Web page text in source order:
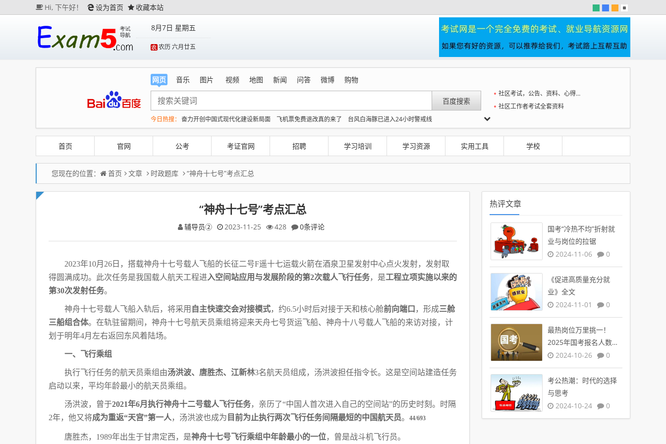
Hi, 下午好！ 设为首页 收藏本站
8月7日 星期五
农历 六月廿五
网页 音乐 图片 视频 地图 新闻 问答 微博 购物
今日热搜： 奋力开创中国式现代化建设新局面 飞机票免费退改真的来了
台风白海豚已进入24小时警戒线
未来五年中国民航重磅规划出炉
胡彦斌获《歌手2026》歌王 吴碧霞 降维打击
“今天得有40℃了吧 为啥还不预警”
美股存储板块集体大跌
商家称1小时被20条差评后门店倒闭 齐豫毛阿敏 如听仙乐耳暂明
社区考试，公告、资料、心得一站全
社区工作者考试全套资料
首页 官网 公考 考证官网 招聘 学习培训 学习资源 实用工具 学校
您现在的位置： 首页 文章 时政题库 “神舟十七号”考点汇总
“神舟十七号”考点汇总
辅导员② 2023-11-25 428 0条评论
2023年10月26日，搭载神舟十七号载人飞船的长征二号F遥十七运载火箭在酒泉卫星发射中心点火发射，发射取
得圆满成功。此次任务是我国载人航天工程进入空间站应用与发展阶段的第2次载人飞行任务，是工程立项实施以来的
第30次发射任务。
神舟十七号载人飞船入轨后，将采用 自主快速交会对接模式，约6.5小时后对接于天和核心舱前向端口 ，形成三舱
三船组合体。在轨驻留期间，神舟十七号航天员乘组将迎来天舟七号货运飞船、神舟十八号载人飞船的来访对接，计
划于明年4月左右返回东风着陆场。
一、飞行乘组
执行飞行任务的航天员乘组由汤洪波、唐胜杰、江新林3名航天员组成，汤洪波担任指令长。这是空间站建造任务
启动以来，平均年龄最小的航天员乘组。
汤洪波，曾于2021年6月执行神舟十二号载人飞行任务，亲历了“中国人首次进入自己的空间站”的历史时刻。时隔
2年，他又将成为重返“天宫”第一人 ，汤洪波也成为 目前为 止执行两次飞行任务间隔最短的中国航天员。 44/693
唐胜杰， 1989年出生于甘肃定西，是神舟十七号飞行乘组中年龄最小的一位，曾是战斗机飞行员。
热评文章
国考“冷热不均”折射就
业与岗位的拉锯
2024-11-06
0
《促进高质量充分就
业》全文
2024-11-01
0
最热岗位万里挑一！
2025年国考报名人数创
新高2024-10-26 0
考公热潮：时代的选择
与思考
2024-10-24
0